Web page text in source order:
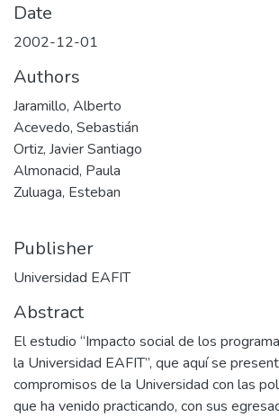
Date
2002-12-01
Authors
Jaramillo, Alberto
Acevedo, Sebastián
Ortiz, Javier Santiago
Almonacid, Paula
Zuluaga, Esteban
Publisher
Universidad EAFIT
Abstract
El estudio “Impacto social de los
la Universidad EAFIT”, que aquí se
compromisos de la Universidad con las
que ha venido practicando, con sus